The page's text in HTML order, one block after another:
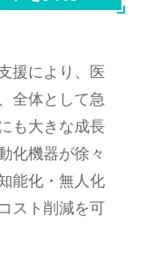
援により、医
全体として急
も大きな成長
化機器が徐々
能化・無人化
スト削減を可